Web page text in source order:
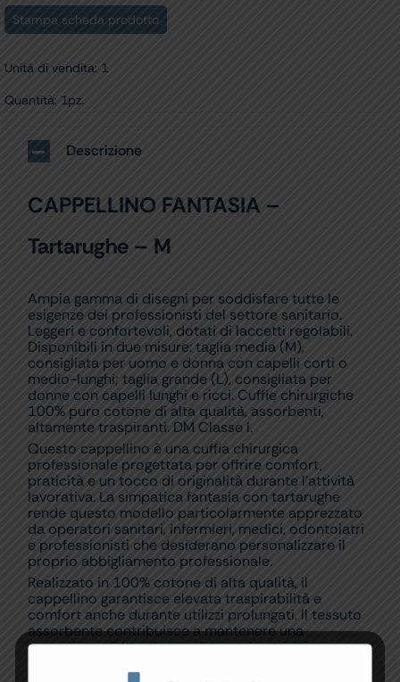
Stampa scheda prodotto
Unità di vendita: 1
Quantità: 1pz.
Descrizione
CAPPELLINO FANTASIA –
Tartarughe – M
Ampia gamma di disegni per soddisfare tutte le
esigenze dei professionisti del settore sanitario.
Leggeri e confortevoli, dotati di laccetti regolabili.
Disponibili in due misure: taglia media (M),
consigliata per uomo e donna con capelli corti o
medio-lunghi; taglia grande (L), consigliata per
donne con capelli lunghi e ricci. Cuffie chirurgiche
100% puro cotone di alta qualità, assorbenti,
altamente traspiranti. DM Classe I.
Questo cappellino è una cuffia chirurgica
professionale progettata per offrire comfort,
praticità e un tocco di originalità durante l’attività
lavorativa. La simpatica fantasia con tartarughe
rende questo modello particolarmente apprezzato
da operatori sanitari, infermieri, medici, odontoiatri
e professionisti che desiderano personalizzare il
proprio abbigliamento professionale.
Realizzato in 100% cotone di alta qualità, il
cappellino garantisce elevata traspirabilità e
comfort anche durante utilizzi prolungati. Il tessuto
assorbente contribuisce a mantenere una
sensazione di freschezza durante le attività